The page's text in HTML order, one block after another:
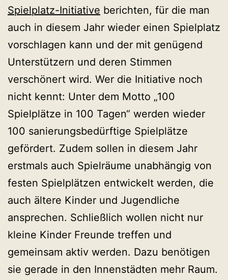
Spielplatz-Initiative berichten, für die man
auch in diesem Jahr wieder einen Spielplatz
vorschlagen kann und der mit genügend
Unterstützern und deren Stimmen
verschönert wird. Wer die Initiative noch
nicht kennt: Unter dem Motto „100
Spielplätze in 100 Tagen“ werden wieder
100 sanierungsbedürftige Spielplätze
gefördert. Zudem sollen in diesem Jahr
erstmals auch Spielräume unabhängig von
festen Spielplätzen entwickelt werden, die
auch ältere Kinder und Jugendliche
ansprechen. Schließlich wollen nicht nur
kleine Kinder Freunde treffen und
gemeinsam aktiv werden. Dazu benötigen
sie gerade in den Innenstädten mehr Raum.